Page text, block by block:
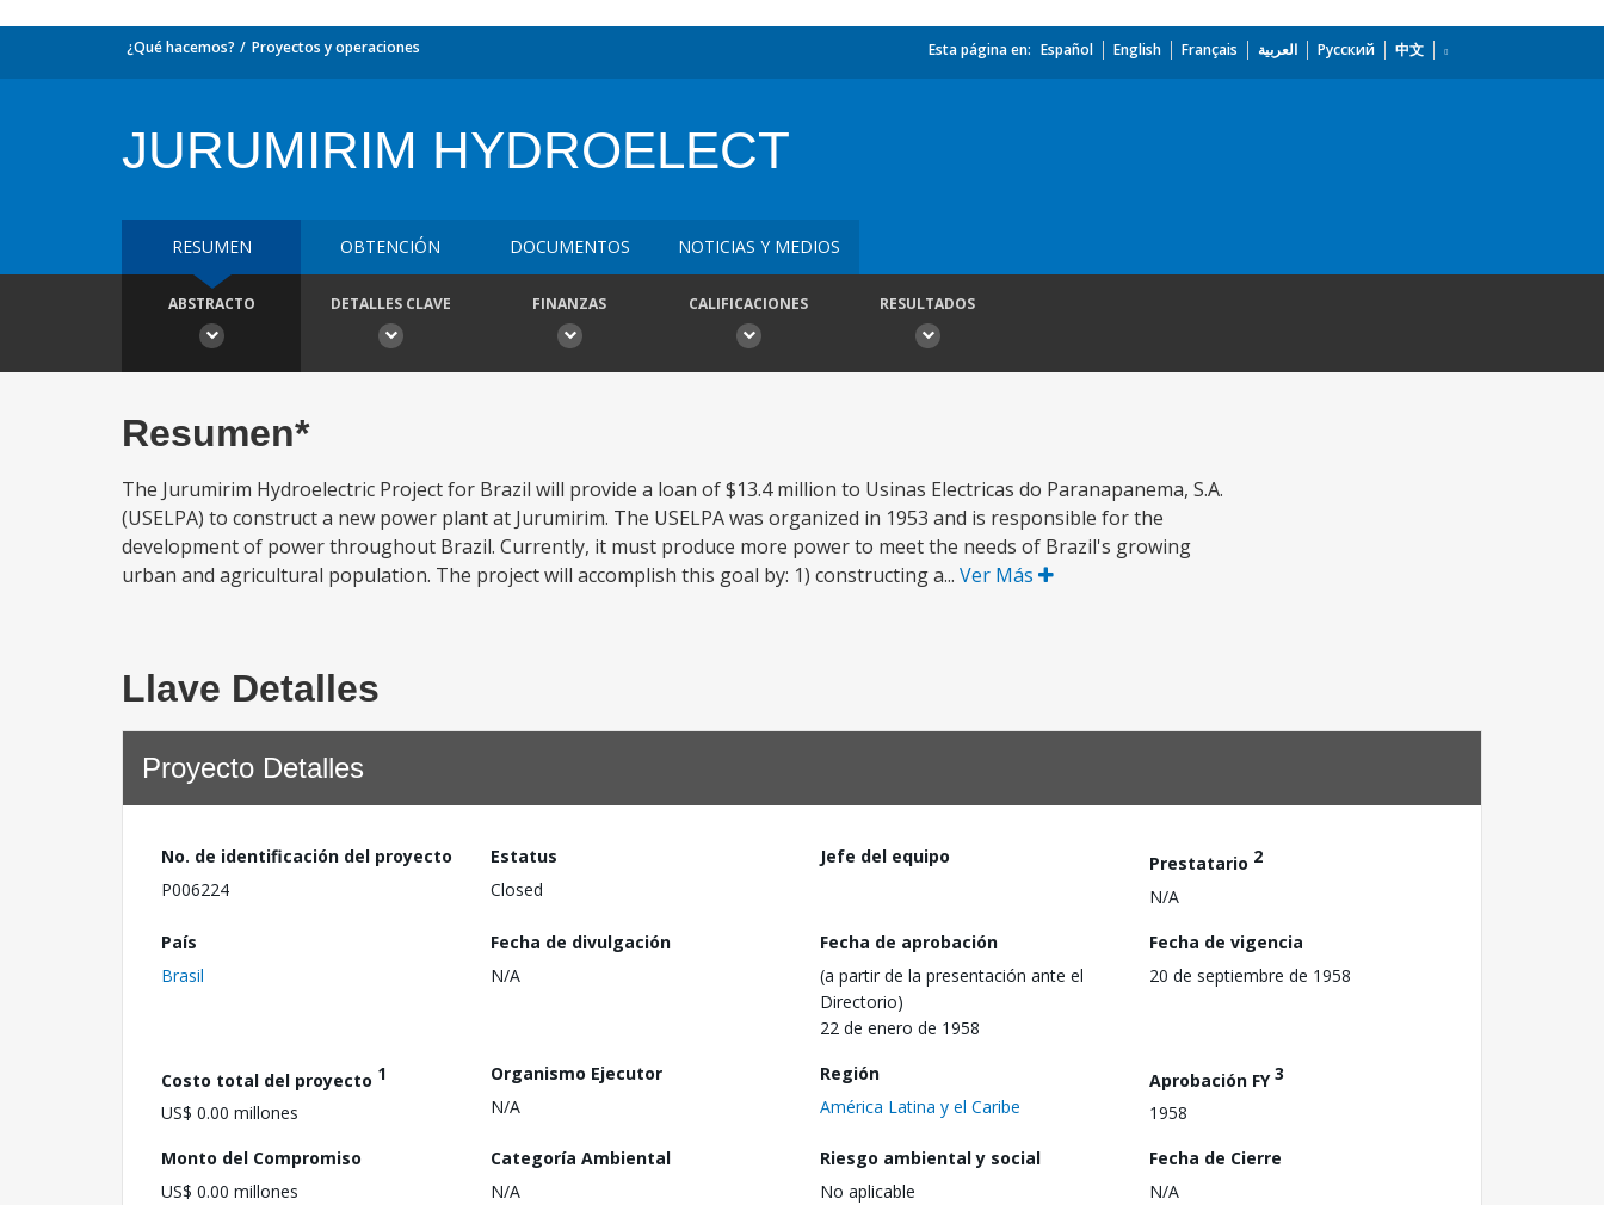
¿Qué hacemos? Proyectos y operaciones Esta página en: Español English Français العربية Русский 中文
JURUMIRIM HYDROELECT
RESUMEN OBTENCIÓN DOCUMENTOS NOTICIAS Y MEDIOS
ABSTRACTO DETALLES CLAVE FINANZAS CALIFICACIONES RESULTADOS
Resumen*
The Jurumirim Hydroelectric Project for Brazil will provide a loan of $13.4 million to Usinas Electricas do Paranapanema, S.A.
(USELPA) to construct a new power plant at Jurumirim. The USELPA was organized in 1953 and is responsible for the
development of power throughout Brazil. Currently, it must produce more power to meet the needs of Brazil's growing
urban and agricultural population. The project will accomplish this goal by: 1) constructing a... Ver Más
Llave Detalles
Proyecto Detalles
No. de identificación del proyecto
P006224
Estatus
Closed
Jefe del equipo Prestatario 2
N/A
País
Brasil
Fecha de divulgación
N/A
Fecha de aprobación
(a partir de la presentación ante el
Directorio)
22 de enero de 1958
Fecha de vigencia
20 de septiembre de 1958
Costo total del proyecto 1
US$ 0.00 millones
Organismo Ejecutor
N/A
Región
América Latina y el Caribe
Aprobación FY3
1958
Monto del Compromiso
US$ 0.00 millones
Categoría Ambiental
N/A
Riesgo ambiental y social
No aplicable
Fecha de Cierre
N/A